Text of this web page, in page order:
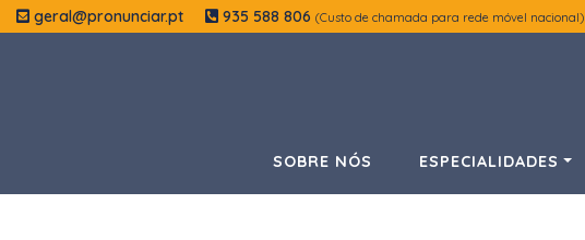
geral@pronunciar.pt 935 588 806 (Custo de chamada para rede móvel nacional)
SOBRE NÓS ESPECIALIDADES